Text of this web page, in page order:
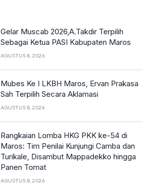
Gelar Muscab 2026,A.Takdir Terpilih
Sebagai Ketua PASI Kabupaten Maros
AGUSTUS 8, 2026
Mubes Ke I LKBH Maros, Ervan Prakasa
Sah Terpilih Secara Aklamasi
AGUSTUS 8, 2026
Rangkaian Lomba HKG PKK ke-54 di
Maros: Tim Penilai Kunjungi Camba dan
Turikale, Disambut Mappadekko hingga
Panen Tomat
AGUSTUS 8, 2026